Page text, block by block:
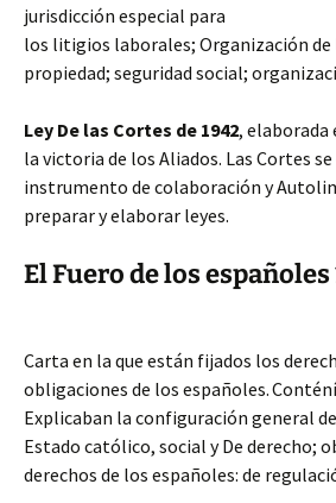
jurisdicción especial para
los litigios laborales; Organización de
propiedad; seguridad social;
Ley De las Cortes de 1942, elaborada
la victoria de los Aliados. Las Cortes
instrumento de colaboración y
preparar y elaborar leyes.
El Fuero de los españoles
Carta en la que están fijados los
obligaciones de los españoles.
Explicaban la configuración general
Estado católico, social y De derecho;
derechos de los españoles: de